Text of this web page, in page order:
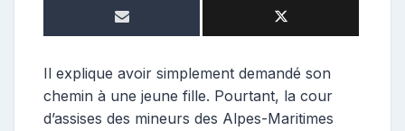
Il explique avoir simplement demandé son
chemin à une jeune fille. Pourtant, la cour
d’assises des mineurs des Alpes-Maritimes